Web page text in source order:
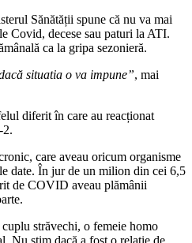
Sănătății spune că nu va mai
Covid, decese sau paturi la ATI.
ca la gripa sezonieră.
situatia o va impune”, mai
diferit în care au reacționat
2.
care aveau oricum organisme
date. În jur de un milion din cei 6,5
de COVID aveau plămânii
străvechi, o femeie homo
Nu știm dacă a fost o relație de